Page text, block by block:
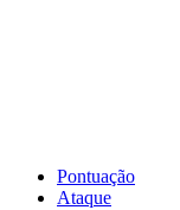
Pontuação
Ataque